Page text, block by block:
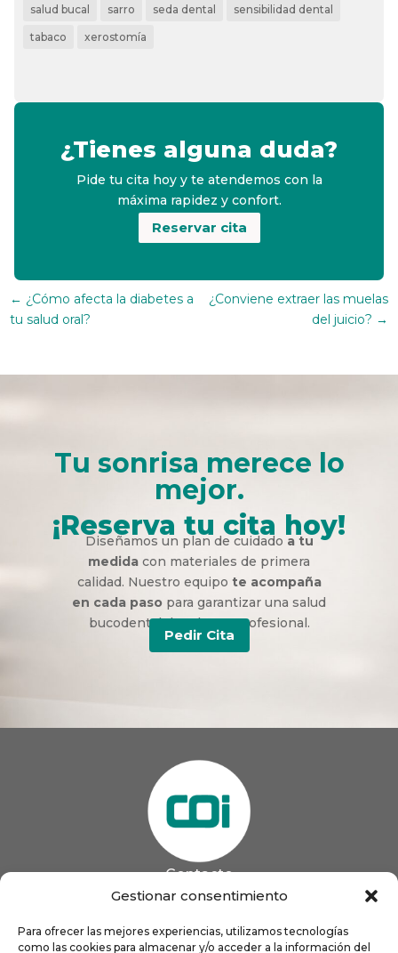
Gestionar consentimiento
Para ofrecer las mejores experiencias, utilizamos tecnologías
como las cookies para almacenar y/o acceder a la información del
salud bucal sarro seda dental sensibilidad dental
tabaco xerostomía
¿Tienes alguna duda?
Pide tu cita hoy y te atendemos con la
máxima rapidez y confort.
Reservar cita
← ¿Cómo afecta la diabetes a
tu salud oral?
¿Conviene extraer las muelas
del juicio? →
Tu sonrisa merece lo
mejor.
¡Reserva tu cita hoy!
Diseñamos un plan de cuidado a tu
medida con materiales de primera
calidad. Nuestro equipo te acompaña
en cada paso para garantizar una salud
bucodental duradera y profesional.
Pedir Cita
Contacto
 coigijon@gmail.com
Horario